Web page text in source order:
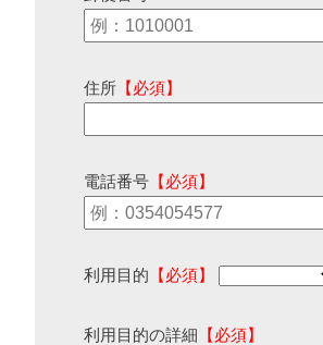
住所 【必須】
電話番号 【必須】
利用目的 【必須】
利用目的の詳細 【必須】